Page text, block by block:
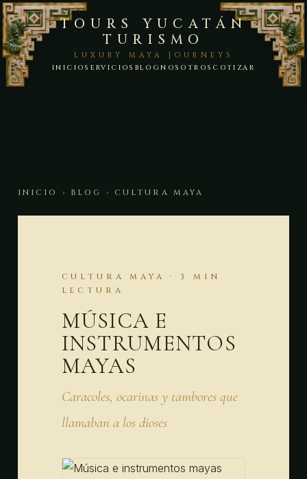
TOURS YUCATÁN
TURISMO
LUXURY MAYA JOURNEYS
INICIO SERVICIOS BLOGNOSOTROS COTIZAR
INICIO › BLOG › CULTURA MAYA
CULTURA MAYA · 3 MIN
LECTURA
MÚSICA E
INSTRUMENTOS
MAYAS
Caracoles, ocarinas y tambores que
llamaban a los dioses